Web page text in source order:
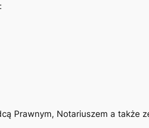
Prawnym, Notariuszem a także